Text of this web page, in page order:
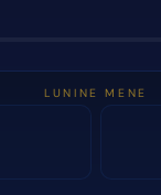
LUNINE MENE